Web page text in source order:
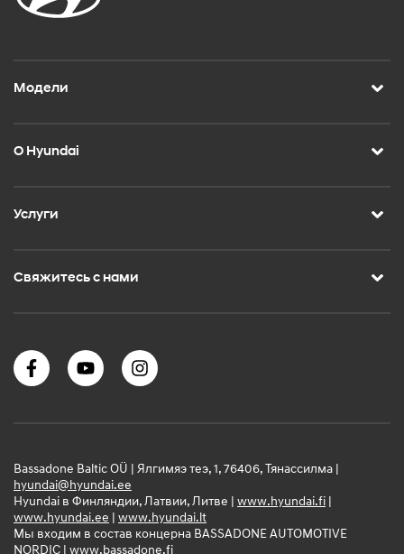
Модели
О Hyundai
Услуги
Свяжитесь с нами
Bassadone Baltic OÜ | Ялгимяэ теэ, 1, 76406, Тянассилма |
hyundai@hyundai.ee
Hyundai в Финляндии, Латвии, Литве | www.hyundai.fi |
www.hyundai.ee | www.hyundai.lt
Мы входим в состав концерна BASSADONE AUTOMOTIVE
NORDIC | www.bassadone.fi